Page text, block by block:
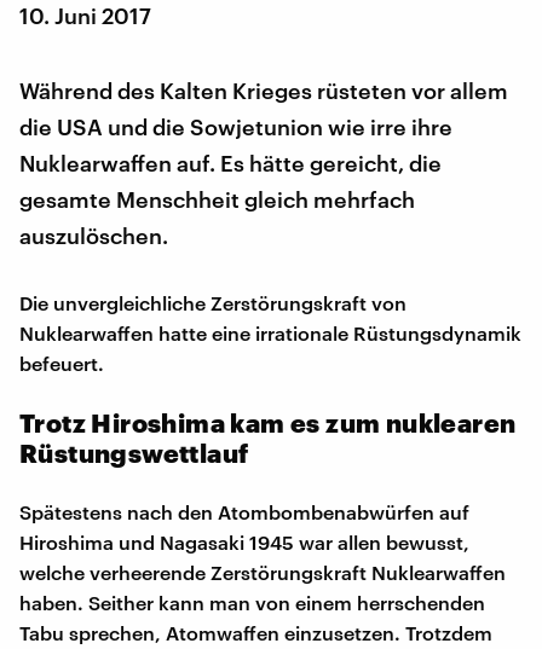
10. Juni 2017
Während des Kalten Krieges rüsteten vor allem
die USA und die Sowjetunion wie irre ihre
Nuklearwaffen auf. Es hätte gereicht, die
gesamte Menschheit gleich mehrfach
auszulöschen.
Die unvergleichliche Zerstörungskraft von
Nuklearwaffen hatte eine irrationale Rüstungsdynamik
befeuert.
Trotz Hiroshima kam es zum nuklearen
Rüstungswettlauf
Spätestens nach den Atombombenabwürfen auf
Hiroshima und Nagasaki 1945 war allen bewusst,
welche verheerende Zerstörungskraft Nuklearwaffen
haben. Seither kann man von einem herrschenden
Tabu sprechen, Atomwaffen einzusetzen. Trotzdem